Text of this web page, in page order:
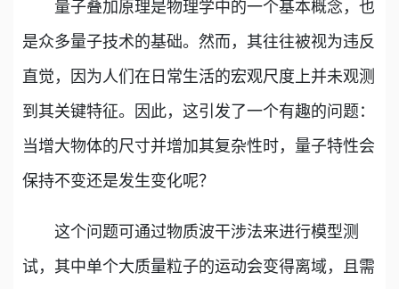
量子叠加原理是物理学中的一个基本概念，也
是众多量子技术的基础。然而，其往往被视为违反
直觉，因为人们在日常生活的宏观尺度上并未观测
到其关键特征。因此，这引发了一个有趣的问题：
当增大物体的尺寸并增加其复杂性时，量子特性会
保持不变还是发生变化呢？
这个问题可通过物质波干涉法来进行模型测
试，其中单个大质量粒子的运动会变得离域，且需